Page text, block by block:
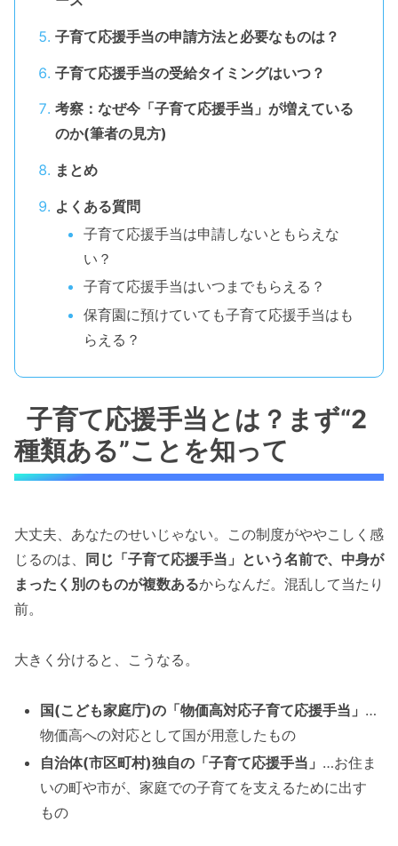
子育て応援手当の申請方法と必要なものは？
子育て応援手当の受給タイミングはいつ？
考察：なぜ今「子育て応援手当」が増えている
のか(筆者の見方)
まとめ
よくある質問
子育て応援手当は申請しないともらえな
い？
子育て応援手当はいつまでもらえる？
保育園に預けていても子育て応援手当はも
らえる？
子育て応援手当とは？まず“2
種類ある”ことを知って
大丈夫、あなたのせいじゃない。この制度がややこしく感
じるのは、
同じ「子育て応援手当」という名前で、中身が
まったく別のものが複数あるからなんだ。混乱して当たり
前。
大きく分けると、こうなる。
国(こども家庭庁)の「物価高対応子育て応援手当」 …
物価高への対応として国が用意したもの
自治体(市区町村)独自の「子育て応援手当」 …お住ま
いの町や市が、家庭での子育てを支えるために出す
もの